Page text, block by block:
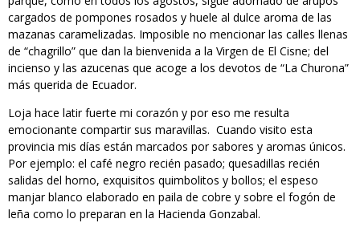
cargados de pompones rosados y huele al dulce aroma de las
mazanas caramelizadas. Imposible no mencionar las calles llenas
de “chagrillo” que dan la bienvenida a la Virgen de El Cisne; del
incienso y las azucenas que acoge a los devotos de “La Churona”
más querida de Ecuador.
Loja hace latir fuerte mi corazón y por eso me resulta
emocionante compartir sus maravillas. Cuando visito esta
provincia mis días están marcados por sabores y aromas únicos.
Por ejemplo: el café negro recién pasado; quesadillas recién
salidas del horno, exquisitos quimbolitos y bollos; el espeso
manjar blanco elaborado en paila de cobre y sobre el fogón de
leña como lo preparan en la Hacienda Gonzabal.